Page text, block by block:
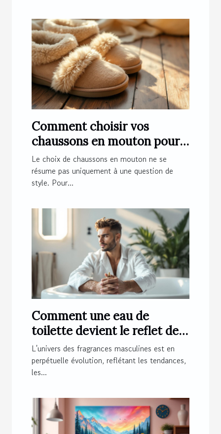
Comment choisir vos
chaussons en mouton pour
un confort optimal ?
Le choix de chaussons en mouton ne se
résume pas uniquement à une question de
style. Pour...
Comment une eau de
toilette devient le reflet de
l'homme moderne ?
L'univers des fragrances masculines est en
perpétuelle évolution, reflétant les tendances,
les...